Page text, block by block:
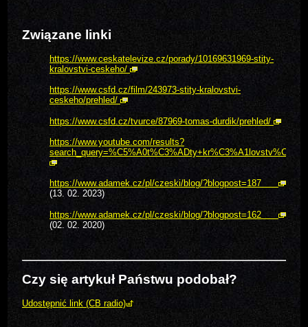
Związane linki
https://www.ceskatelevize.cz/porady/10169631969-stity-
kralovstvi-ceskeho/
https://www.csfd.cz/film/243973-stity-kralovstvi-
ceskeho/prehled/
https://www.csfd.cz/tvurce/87969-tomas-durdik/prehled/
https://www.youtube.com/results?
https://www.adamek.cz/pl/czeski/blog/?blogpost=187
(13. 02. 2023)
https://www.adamek.cz/pl/czeski/blog/?blogpost=162
(02. 02. 2020)
Czy się artykuł Państwu podobał?
Udostępnić link (CB radio)